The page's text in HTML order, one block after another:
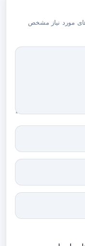
مورد نیاز مشخص